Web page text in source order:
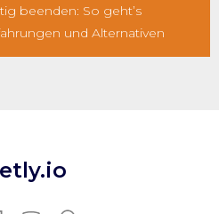
beenden: So geht’s
und Alternativen